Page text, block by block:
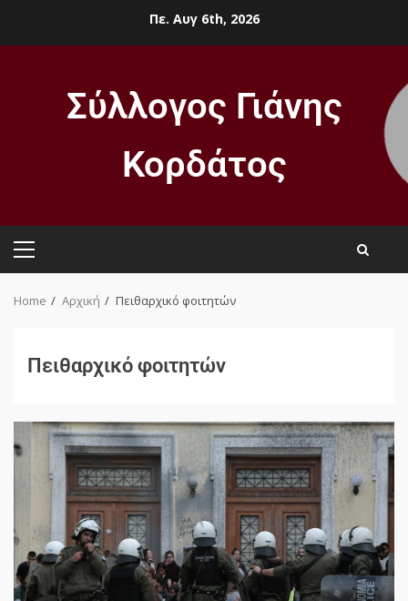
Πε. Αυγ 6th, 2026
Σύλλογος Γιάνης
Κορδάτος
Home Αρχική Πειθαρχικό φοιτητών
Πειθαρχικό φοιτητών